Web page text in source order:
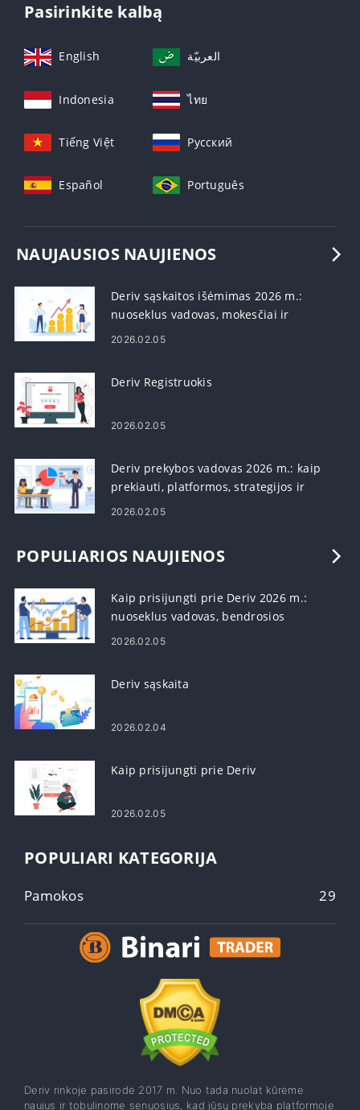
Pasirinkite kalbą
English العربيّة
Indonesia ไทย
Tiếng Việt Русский
Español Português
NAUJAUSIOS NAUJIENOS
Deriv sąskaitos išėmimas 2026 m.:
nuoseklus vadovas, mokesčiai ir
apdorojimo laikas
2026.02.05
Deriv Registruokis
2026.02.05
Deriv prekybos vadovas 2026 m.: kaip
prekiauti, platformos, strategijos ir
rizikos valdymas
2026.02.05
POPULIARIOS NAUJIENOS
Kaip prisijungti prie Deriv 2026 m.:
nuoseklus vadovas, bendrosios
prisijungimo problemos ir sprendimai
2026.02.05
Deriv sąskaita
2026.02.04
Kaip prisijungti prie Deriv
2026.02.05
POPULIARI KATEGORIJA
Pamokos 29
Deriv rinkoje pasirodė 2017 m. Nuo tada nuolat kūrėme
naujus ir tobulinome senuosius, kad jūsų prekyba platformoje